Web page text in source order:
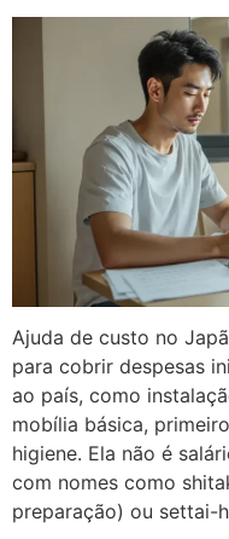
Ajuda de custo no
para cobrir despesas
ao país, como
mobília básica,
higiene. Ela não é
com nomes como
preparação) ou settai-